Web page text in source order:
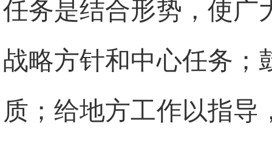
任务是结合形势，使广
战略方针和中心任务；
质；给地方工作以指导